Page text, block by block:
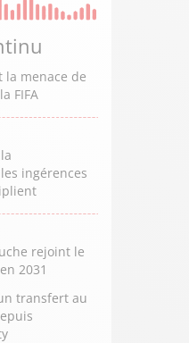
la menace de
FIFA
ingérences
rejoint le
2031
transfert au